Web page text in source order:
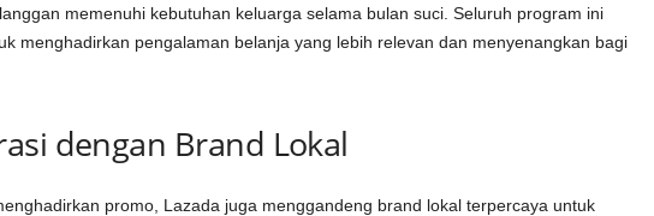
memenuhi kebutuhan keluarga selama bulan suci. Seluruh program ini
menghadirkan pengalaman belanja yang lebih relevan dan menyenangkan bagi
dengan Brand Lokal
promo, Lazada juga menggandeng brand lokal terpercaya untuk